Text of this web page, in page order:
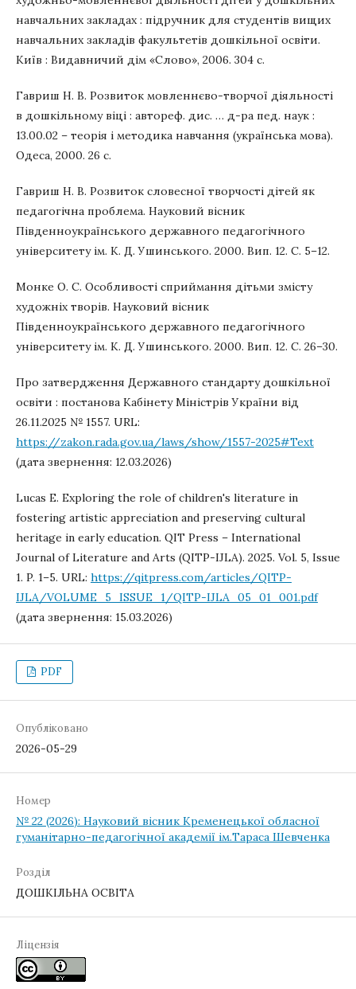
навчальних закладах : підручник для студентів вищих
навчальних закладів факультетів дошкільної освіти.
Київ : Видавничий дім «Слово», 2006. 304 с.
Гавриш Н. В. Розвиток мовленнєво-творчої діяльності
в дошкільному віці : автореф. дис. … д-ра пед. наук :
13.00.02 – теорія і методика навчання (українська мова).
Одеса, 2000. 26 с.
Гавриш Н. В. Розвиток словесної творчості дітей як
педагогічна проблема. Науковий вісник
Південноукраїнського державного педагогічного
університету ім. К. Д. Ушинського. 2000. Вип. 12. С. 5–12.
Монке О. С. Особливості сприймання дітьми змісту
художніх творів. Науковий вісник
Південноукраїнського державного педагогічного
університету ім. К. Д. Ушинського. 2000. Вип. 12. С. 26–30.
Про затвердження Державного стандарту дошкільної
освіти : постанова Кабінету Міністрів України від
26.11.2025 № 1557. URL:
https://zakon.rada.gov.ua/laws/show/1557-2025#Text
(дата звернення: 12.03.2026)
Lucas E. Exploring the role of children's literature in
fostering artistic appreciation and preserving cultural
heritage in early education. QIT Press – International
Journal of Literature and Arts (QITP-IJLA). 2025. Vol. 5, Issue
1. P. 1–5. URL: https://qitpress.com/articles/QITP-
IJLA/VOLUME_5_ISSUE_1/QITP-IJLA_05_01_001.pdf
(дата звернення: 15.03.2026)
PDF
Опубліковано
2026-05-29
Номер
№ 22 (2026): Науковий вісник Кременецької обласної
гуманітарно-педагогічної академії ім.Тараса Шевченка
Розділ
ДОШКІЛЬНА ОСВІТА
Ліцензія